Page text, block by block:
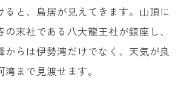
ると、鳥居が見えてきます。山頂に
末社である八大龍王社が鎮座し、
からは伊勢湾だけでなく、天気が良
まで見渡せます。